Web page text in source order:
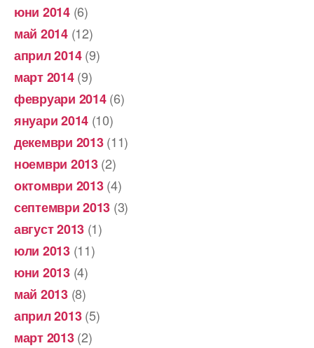
юни 2014(6)
май 2014(12)
април 2014(9)
март 2014(9)
февруари 2014(6)
януари 2014 (10)
декември 2013(11)
ноември 2013(2)
октомври 2013(4)
септември 2013 (3)
август 2013 (1)
юли 2013(11)
юни 2013(4)
май 2013(8)
април 2013(5)
март 2013(2)